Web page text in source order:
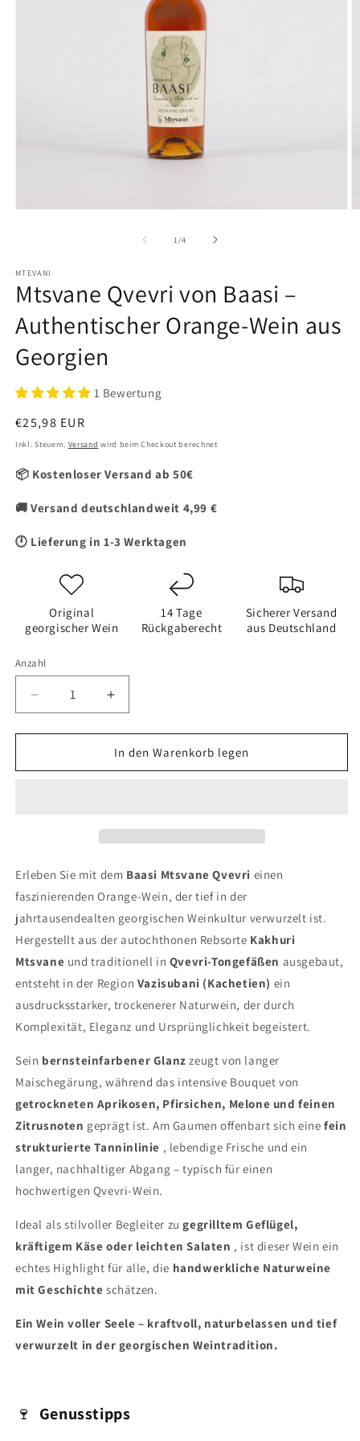
1/von
4
MTEVANI
Mtsvane Qvevri von Baasi –
Authentischer Orange-Wein aus
Georgien
1 Bewertung
Normaler
Preis
€25,98 EUR
Inkl. Steuern. Versand wird beim Checkout berechnet
📦 Kostenloser Versand ab 50€
🚚 Versand deutschlandweit 4,99 €
🕛 Lieferung in 1-3 Werktagen
Original
georgischer Wein
14 Tage
Rückgaberecht
Sicherer Versand
aus Deutschland
Anzahl
Verringere
die
Menge
Mtsvane
Orange-
aus
Georgien
Erhöhe
die
Menge
für
Mtsvane
Orange-
aus
Georgien
In den Warenkorb legen
Erleben Sie mit dem Baasi Mtsvane Qvevri einen
faszinierenden Orange-Wein, der tief in der
jahrtausendealten georgischen Weinkultur verwurzelt ist.
Hergestellt aus der autochthonen Rebsorte Kakhuri
Mtsvane und traditionell in Qvevri-Tongefäßen ausgebaut,
entsteht in der Region Vazisubani (Kachetien) ein
ausdrucksstarker, trockenerer Naturwein, der durch
Komplexität, Eleganz und Ursprünglichkeit begeistert.
Sein bernsteinfarbener Glanz zeugt von langer
Maischegärung, während das intensive Bouquet von
getrockneten Aprikosen, Pfirsichen, Melone und feinen
Zitrusnoten geprägt ist. Am Gaumen offenbart sich einefein
strukturierte Tanninlinie , lebendige Frische und ein
langer, nachhaltiger Abgang – typisch für einen
hochwertigen Qvevri-Wein.
Ideal als stilvoller Begleiter zugegrilltem Geflügel,
kräftigem Käse oder leichten Salaten , ist dieser Wein ein
echtes Highlight für alle, die handwerkliche Naturweine
mit Geschichte schätzen.
Ein Wein voller Seele – kraftvoll, naturbelassen und tief
verwurzelt in der georgischen Weintradition.
🍷 Genusstipps